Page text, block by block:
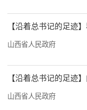
之美——
远郊山区，
陷区综合治理，
低效林改造、高
同时，实现国土
近郊山城连接带
【沿着总书记的足迹
山西省人民政府
【沿着总书记的足迹
山西省人民政府